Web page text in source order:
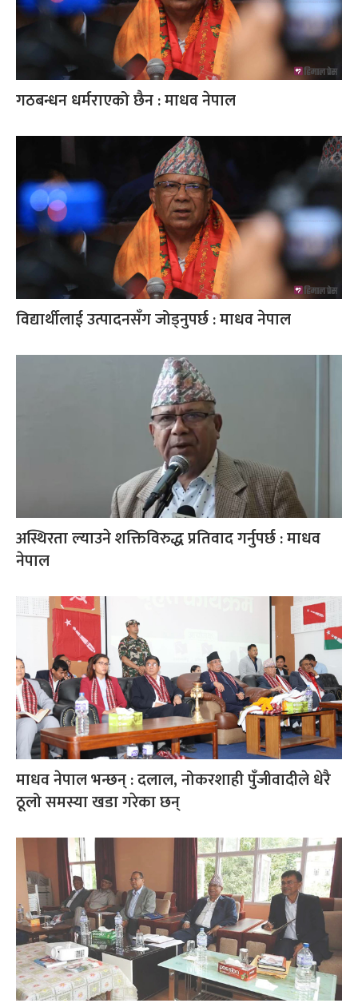
गठबन्धन धर्मराएको छैन : माधव नेपाल
विद्यार्थीलाई उत्पादनसँग जोड्नुपर्छ : माधव नेपाल
अस्थिरता ल्याउने शक्तिविरुद्ध प्रतिवाद गर्नुपर्छ : माधव
नेपाल
माधव नेपाल भन्छन् : दलाल, नोकरशाही पुँजीवादीले धेरै
ठूलो समस्या खडा गरेका छन्